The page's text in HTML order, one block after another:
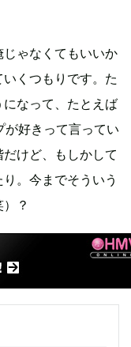
じゃなくてもいいか
くつもりです。た
なって、たとえば
好きって言ってい
けど、もしかして
。今までそういう
？